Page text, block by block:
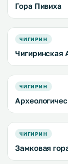
Гора Пивиха
ЧИГИРИН
Чигиринская
ЧИГИРИН
ЧИГИРИН
Замковая